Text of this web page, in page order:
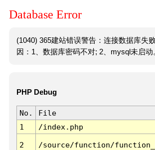
Database Error
(1040) 365建站错误警告：连接数据库失
因：1、数据库密码不对; 2、mysql未启动
PHP Debug
No. File
1
/index.php
2 /source/function/